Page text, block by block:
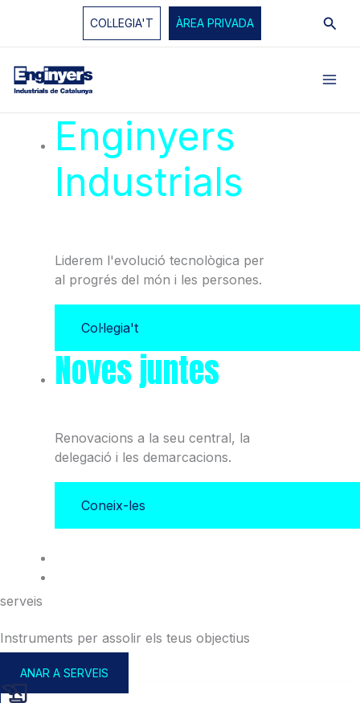
COL·LEGIA'T ÀREA PRIVADA
Enginyers
Industrials
Liderem l'evolució tecnològica per
al progrés del món i les persones.
Col·legia't
Noves juntes
Renovacions a la seu central, la
delegació i les demarcacions.
Coneix-les
serveis
Instruments per assolir els teus objectius
ANAR A SERVEIS